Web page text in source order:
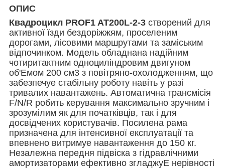
ОПИС
Квадроцикл PROF1 AT200L-2-3 створений для
активної їзди бездоріжжям, проселеним
дорогами, лісовими маршрутами та заміським
відпочинком. Модель обладнана надійним
чотиритактним одноциліндровим двигуном
об'Емом 200 см3 з повітряно-охолодженням, що
забезпечуе стабільну роботу навіть у разі
тривалих навантажень. Автоматична трансмісія
F/N/R робить керування максимально зручним і
зрозумілим як для початківців, так і для
досвідчених користувачів. Посилена рама
призначена для інтенсивної експлуатації та
впевнено витримуе навантаження до 150 кг.
Незалежна передня підвіска з гідравлічними
амортизаторами ефективно згладжуЕ нерівності